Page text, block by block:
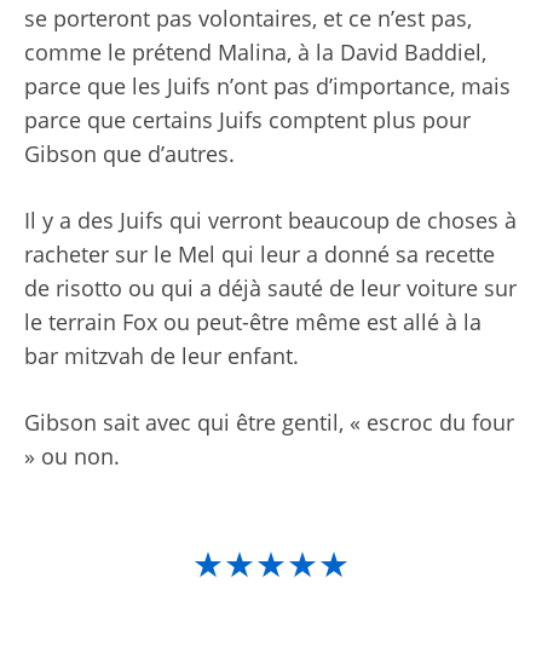
se porteront pas volontaires, et ce n’est pas,
comme le prétend Malina, à la David Baddiel,
parce que les Juifs n’ont pas d’importance, mais
parce que certains Juifs comptent plus pour
Gibson que d’autres.
Il y a des Juifs qui verront beaucoup de choses à
racheter sur le Mel qui leur a donné sa recette
de risotto ou qui a déjà sauté de leur voiture sur
le terrain Fox ou peut-être même est allé à la
bar mitzvah de leur enfant.
Gibson sait avec qui être gentil, « escroc du four
» ou non.
★★★★★